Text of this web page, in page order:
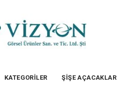
KATEGORİLER ŞİŞE AÇACAKLAR